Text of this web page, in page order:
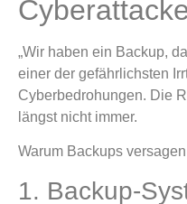
„Wir haben ein Backup,
einer der gefährlichsten
Cyberbedrohungen. Die
längst nicht immer.
Warum Backups
1. Backup-